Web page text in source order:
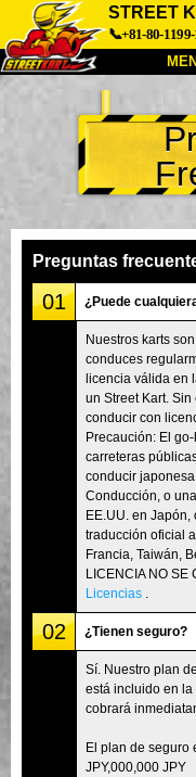
STREET
📞+81-80-
Acerca de
Acceso
Tokyo Shinagawa
Tokyo Shibuya Annex
Tokyo Asakusa
Okinawa
Preguntas
01 ¿Puede
Nuestros karts
conduces
licencia válida en
un Street Kart.
conducir con
Precaución: El
carreteras
conducir
Conducción, o
EE.UU. en
traducción oficial
Francia, Taiwán,
LICENCIA NO SE
Licencias
02 ¿Tienen seguro?
Sí. Nuestro plan
está incluido en la
cobrará
El plan de seguro
JPY,000,000 JPY